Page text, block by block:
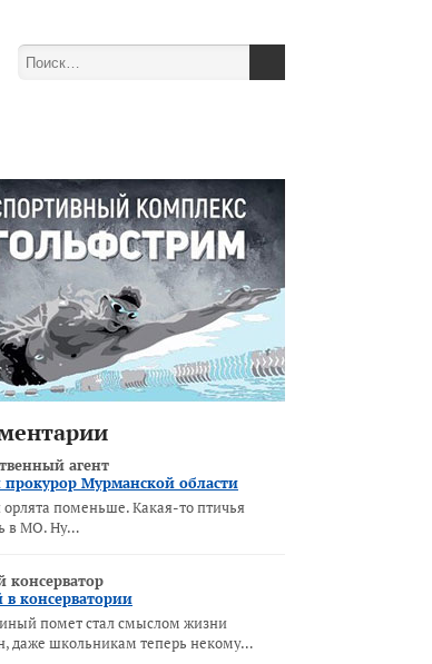
агент
Мурманской области
поменьше. Какая-то птичья
в МО. Ну…
консерватор
в консерватории
помет стал смыслом жизни
даже школьникам теперь некому…